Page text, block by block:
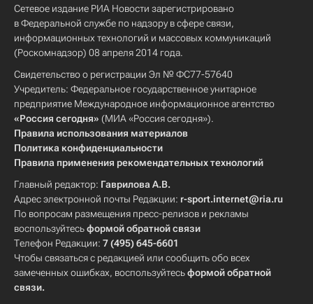
Сетевое издание РИА Новости зарегистрировано
в Федеральной службе по надзору в сфере связи,
информационных технологий и массовых коммуникаций
(Роскомнадзор) 08 апреля 2014 года.
Свидетельство о регистрации Эл № ФС77-57640
Учредитель: Федеральное государственное унитарное
предприятие Международное информационное агентство
«Россия сегодня» (МИА «Россия сегодня»).
Правила использования материалов
Политика конфиденциальности
Правила применения рекомендательных технологий
Главный редактор: Гаврилова А.В.
Адрес электронной почты Редакции: r-sport.internet@ria.ru
По вопросам размещения пресс-релизов и рекламы
воспользуйтесьформой обратной связи
Телефон Редакции: 7 (495) 645-6601
Чтобы связаться с редакцией или сообщить обо всех
замеченных ошибках, воспользуйтесьформой обратной
связи.